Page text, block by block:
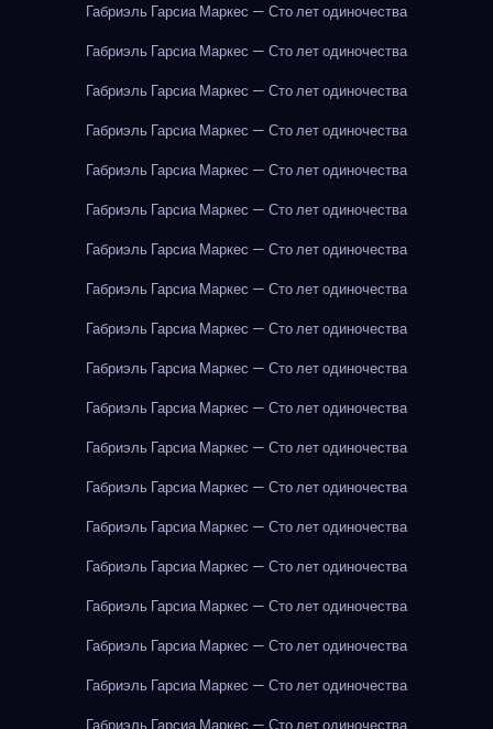
Габриэль Гарсиа Маркес — Сто лет одиночества
Габриэль Гарсиа Маркес — Сто лет одиночества
Габриэль Гарсиа Маркес — Сто лет одиночества
Габриэль Гарсиа Маркес — Сто лет одиночества
Габриэль Гарсиа Маркес — Сто лет одиночества
Габриэль Гарсиа Маркес — Сто лет одиночества
Габриэль Гарсиа Маркес — Сто лет одиночества
Габриэль Гарсиа Маркес — Сто лет одиночества
Габриэль Гарсиа Маркес — Сто лет одиночества
Габриэль Гарсиа Маркес — Сто лет одиночества
Габриэль Гарсиа Маркес — Сто лет одиночества
Габриэль Гарсиа Маркес — Сто лет одиночества
Габриэль Гарсиа Маркес — Сто лет одиночества
Габриэль Гарсиа Маркес — Сто лет одиночества
Габриэль Гарсиа Маркес — Сто лет одиночества
Габриэль Гарсиа Маркес — Сто лет одиночества
Габриэль Гарсиа Маркес — Сто лет одиночества
Габриэль Гарсиа Маркес — Сто лет одиночества